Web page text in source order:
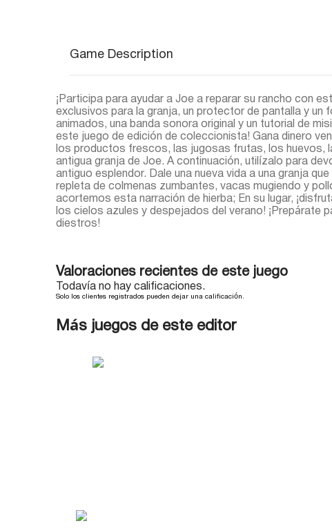
Game Description
¡Participa para ayudar a Joe a reparar su rancho con
exclusivos para la granja, un protector de pantalla y un
animados, una banda sonora original y un tutorial de
este juego de edición de coleccionista! Gana dinero
los productos frescos, las jugosas frutas, los huevos,
antigua granja de Joe. A continuación, utilízalo para
antiguo esplendor. Dale una nueva vida a una granja
repleta de colmenas zumbantes, vacas mugiendo y
acortemos esta narración de hierba; En su lugar,
los cielos azules y despejados del verano! ¡Prepárate
diestros!
Valoraciones recientes de este juego
Todavía no hay calificaciones.
Solo los clientes registrados pueden dejar una calificación.
Más juegos de este editor